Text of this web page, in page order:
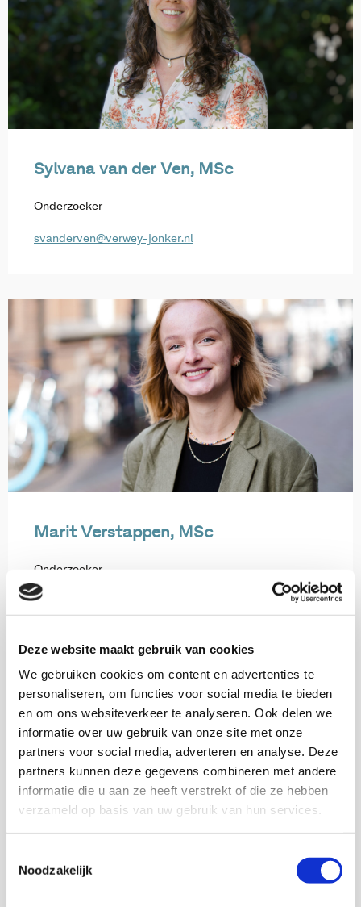
Deze website maakt gebruik van cookies
We gebruiken cookies om content en advertenties te
personaliseren, om functies voor social media te bieden
en om ons websiteverkeer te analyseren. Ook delen we
informatie over uw gebruik van onze site met onze
partners voor social media, adverteren en analyse. Deze
partners kunnen deze gegevens combineren met andere
informatie die u aan ze heeft verstrekt of die ze hebben
verzameld op basis van uw gebruik van hun services.
Noodzakelijk
Sylvana van der Ven, MSc
Onderzoeker
svanderven@verwey-jonker.nl
Marit Verstappen, MSc
Onderzoeker
mverstappen@verwey-jonker.nl